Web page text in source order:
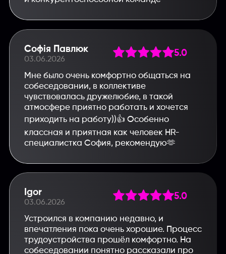
Софія Павлюк
03.06.2026
5.0
Мне было очень комфортно общаться на
собеседовании, в коллективе
чувствовалась дружелюбие, в такой
атмосфере приятно работать и хочется
приходить на работу))👍 Особенно
классная и приятная как человек HR-
специалистка София, рекомендую🫶
Igor
03.06.2026
5.0
Устроился в компанию недавно, и
впечатления пока очень хорошие. Процесс
трудоустройства прошёл комфортно. На
собеседовании понятно рассказали про